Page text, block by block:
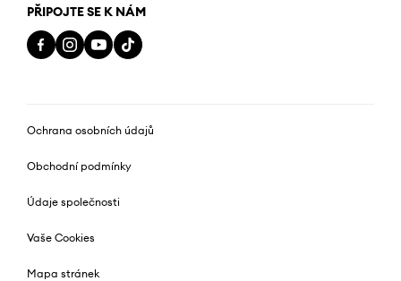
PŘIPOJTE SE K NÁM
Ochrana osobních údajů
Obchodní podmínky
Údaje společnosti
Vaše Cookies
Mapa stránek